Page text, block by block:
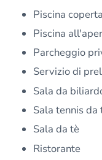
Piscina
Piscina
Parcheggio
Servizio di
Sala da
Sala tennis da
Sala da tè
Ristorante